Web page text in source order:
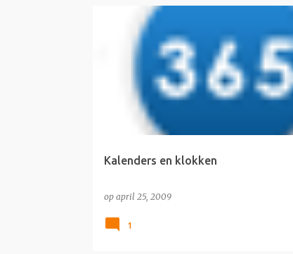
Kalenders en klokken
op april 25, 2009
SURFTIP
1